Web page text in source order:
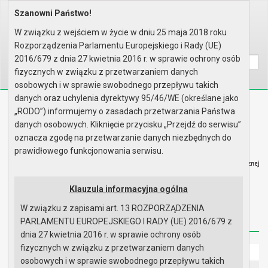
Home Prawo lokalne
Wyszukaj na stronie:
A AA
Biuletyn Informacji Publicznej
Urząd Miasta i Gminy w Gryfinie
Redakcja Instrukcja korzystania Dostępność
Strona główna
Szanowni Państwo!
W związku z wejściem w życie w dniu 25 maja 2018 roku
Rozporządzenia Parlamentu Europejskiego i Rady (UE)
2016/679 z dnia 27 kwietnia 2016 r. w sprawie ochrony osób
fizycznych w związku z przetwarzaniem danych
osobowych i w sprawie swobodnego przepływu takich
danych oraz uchylenia dyrektywy 95/46/WE (określane jako
„RODO”) informujemy o zasadach przetwarzania Państwa
danych osobowych. Kliknięcie przycisku „Przejdź do serwisu”
oznacza zgodę na przetwarzanie danych niezbędnych do
prawidłowego funkcjonowania serwisu.
Klauzula informacyjna ogólna
W związku z zapisami art. 13 ROZPORZĄDZENIA
PARLAMENTU EUROPEJSKIEGO I RADY (UE) 2016/679 z
dnia 27 kwietnia 2016 r. w sprawie ochrony osób
fizycznych w związku z przetwarzaniem danych
osobowych i w sprawie swobodnego przepływu takich